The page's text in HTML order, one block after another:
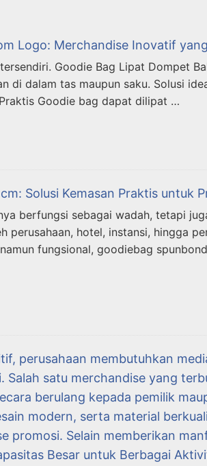
Logo: Merchandise Inovatif
Goodie Bag Lipat Dompet
di dalam tas maupun saku. Solusi
Goodie bag dapat dilipat …
Solusi Kemasan Praktis untuk
berfungsi sebagai wadah, tetapi
perusahaan, hotel, instansi, hingga
fungsional, goodiebag
perusahaan membutuhkan
Salah satu merchandise yang
berulang kepada pemilik
modern, serta material
promosi. Selain memberikan
Besar untuk Berbagai